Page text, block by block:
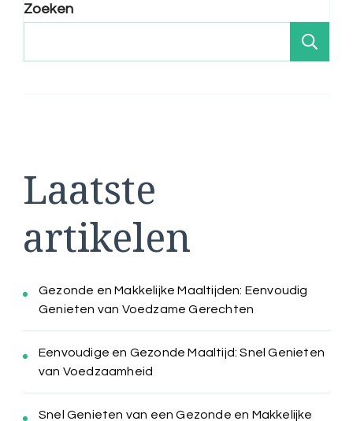
Zoeken
Laatste
artikelen
Gezonde en Makkelijke Maaltijden: Eenvoudig
Genieten van Voedzame Gerechten
Eenvoudige en Gezonde Maaltijd: Snel Genieten
van Voedzaamheid
Snel Genieten van een Gezonde en Makkelijke